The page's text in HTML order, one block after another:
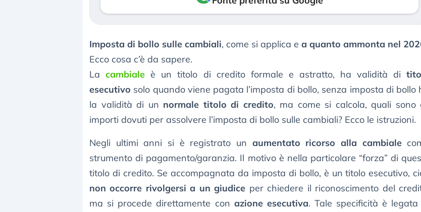
Imposta di bollo sulle cambiali, come si applica ea quanto ammonta nel
Ecco cosa c’è da sapere.
Lacambiale è un titolo di credito formale e astratto, ha validità di
esecutivo solo quando viene pagata l’imposta di bollo, senza imposta di bollo
la validità di un normale titolo di credito, ma come si calcola, quali sono
importi dovuti per assolvere l’imposta di bollo sulle cambiali? Ecco le istruzioni.
Negli ultimi anni si è registrato un aumentato ricorso alla cambiale
strumento di pagamento/garanzia. Il motivo è nella particolare “forza” di
titolo di credito. Se accompagnata da imposta di bollo, è un titolo esecutivo,
non occorre rivolgersi a un giudice per chiedere il riconoscimento del
ma si procede direttamente con azione esecutiva. Tale specificità è legata